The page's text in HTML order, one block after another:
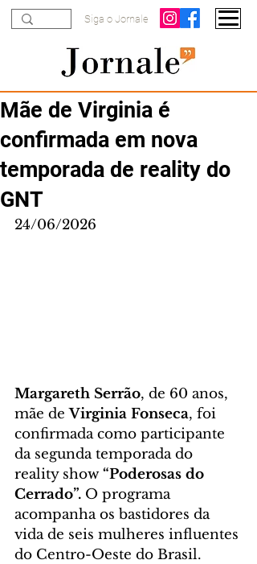
Siga o Jornale
Mãe de Virginia é
confirmada em nova
temporada de reality do
GNT
24/06/2026
Margareth Serrão, de 60 anos,
mãe de Virginia Fonseca, foi
confirmada como participante
da segunda temporada do
reality show “Poderosas do
Cerrado”. O programa
acompanha os bastidores da
vida de seis mulheres influentes
do Centro-Oeste do Brasil.